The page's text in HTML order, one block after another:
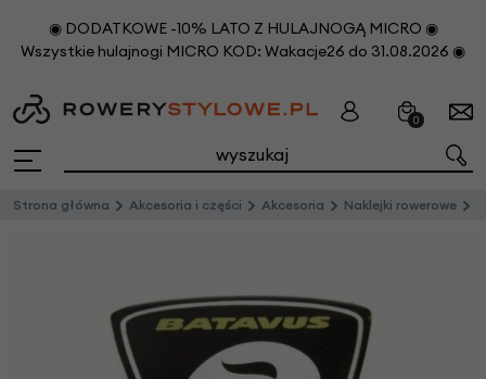
◉ DODATKOWE -10% LATO Z HULAJNOGĄ MICRO ◉
Wszystkie hulajnogi MICRO KOD: Wakacje26 do 31.08.2026 ◉
0
Strona główna Akcesoria i części Akcesoria Naklejki rowerowe